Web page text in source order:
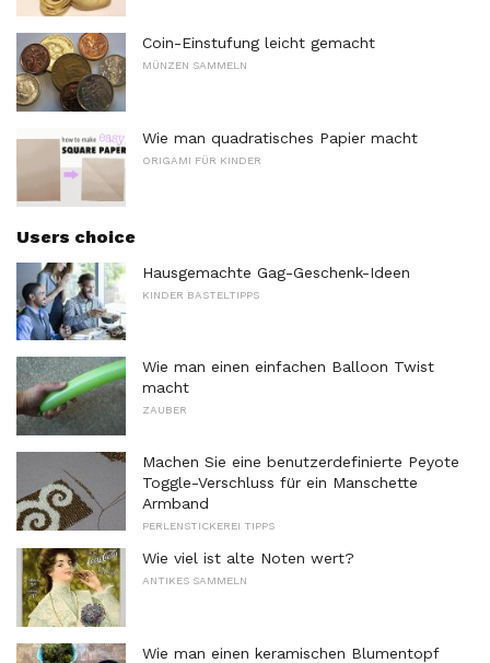
Coin-Einstufung leicht gemacht
MÜNZEN SAMMELN
Wie man quadratisches Papier macht
ORIGAMI FÜR KINDER
Users choice
Hausgemachte Gag-Geschenk-Ideen
KINDER BASTELTIPPS
Wie man einen einfachen Balloon Twist
macht
ZAUBER
Machen Sie eine benutzerdefinierte Peyote
Toggle-Verschluss für ein Manschette
Armband
PERLENSTICKEREI TIPPS
Wie viel ist alte Noten wert?
ANTIKES SAMMELN
Wie man einen keramischen Blumentopf